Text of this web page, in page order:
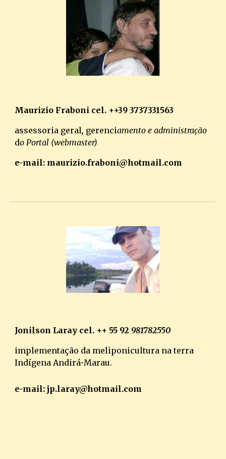
Maurizio Fraboni cel. ++39 3737331563
assessoria geral, gerenciamento e administração
do Portal (webmaster)
e-mail: maurizio.fraboni@hotmail.com
Jonilson Laray cel. ++ 55 92 981782550
implementação da meliponicultura na terra
Indígena Andirá-Marau.
e-mail: jp.laray@hotmail.com